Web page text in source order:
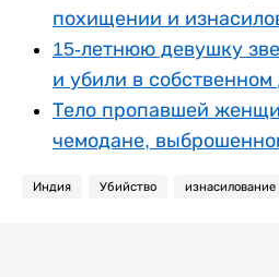
похищении и
15-летнюю девушку
и убили в собственном
Тело пропавшей
чемодане,
Индия Убийство изнасилование